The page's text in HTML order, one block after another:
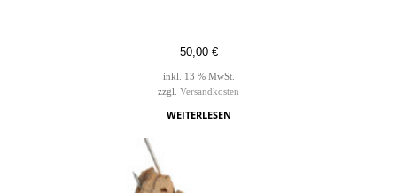
50,00 €
inkl. 13 % MwSt.
zzgl. Versandkosten
WEITERLESEN